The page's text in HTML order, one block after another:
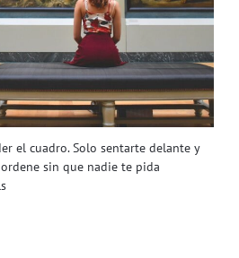
el cuadro. Solo sentarte delante y
sin que nadie te pida